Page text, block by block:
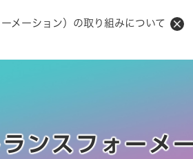
メーション）の取り組みについて
ンスフォーメ